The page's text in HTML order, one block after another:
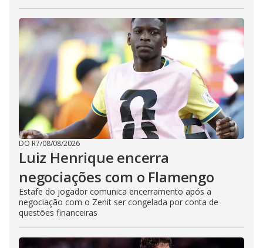
DO R7/08/08/2026
Luiz Henrique encerra
negociações com o Flamengo
Estafe do jogador comunica encerramento após a
negociação com o Zenit ser congelada por conta de
questões financeiras